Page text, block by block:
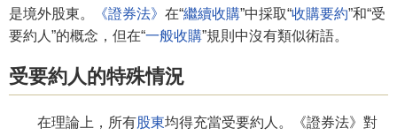
是境外股東。
《證券法》 在“繼續收購”中採取“收購要約”和“受
要約人”的概念，但在“一般收購”規則中沒有類似術語。
受要約人的特殊情況
在理論上，所有股東均得充當受要約人。《證券法》對